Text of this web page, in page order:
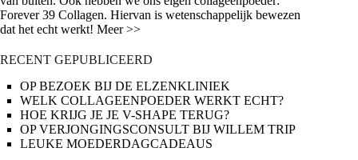
Forever 39 Collagen. Hiervan is wetenschappelijk bewezen
dat het echt werkt! Meer >>
RECENT GEPUBLICEERD
OP BEZOEK BIJ DE ELZENKLINIEK
WELK COLLAGEENPOEDER WERKT ECHT?
HOE KRIJG JE JE V-SHAPE TERUG?
OP VERJONGINGSCONSULT BIJ WILLEM TRIP
LEUKE MOEDERDAGCADEAUS